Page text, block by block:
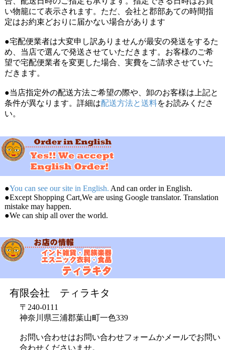
い物籠にて表示されます。ただ、会社と郡部あての時間指
定はお約束どおりに届かない場合があります
●宅配便業者は大変申し訳ありませんが最安の発送をするた
め、当店で選んで発送させていただきます。お客様のご希
望で宅配便業者を変更した場合、実費をご請求させていた
だきます。
●当店指定外の配送方法ご希望の際や、卸のお客様は上記と
条件が異なります。詳細は配送方法と送料をお読みくださ
い。
●You can see our site in English. And can order in English.
●Except Shopping Cart,We are using Google translator. Translation
mistake may happen.
●We can ship all over the world.
有限会社 ティラキタ
〒240-0111
神奈川県三浦郡葉山町一色339
お問い合わせはお問い合わせフォームかメールでお問い
合わせくださいませ。